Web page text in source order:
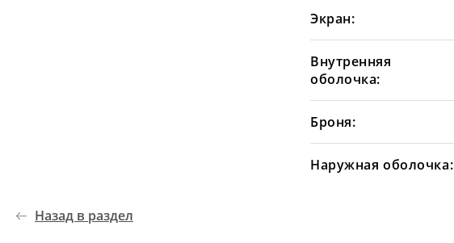
Экран:
Внутренняя
оболочка:
Броня:
Наружная оболочка:
Назад в раздел